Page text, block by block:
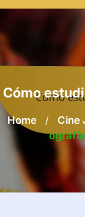
to
content
Cómo
Home / Cine